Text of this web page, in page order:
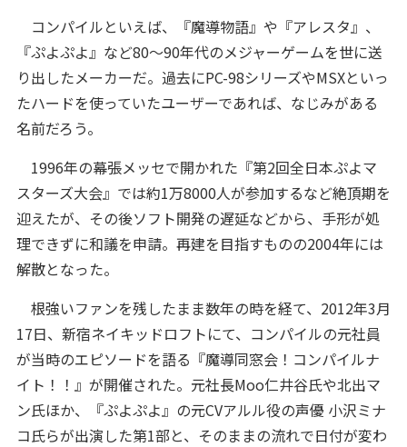
コンパイルといえば、『魔導物語』や『アレスタ』、
『ぷよぷよ』など80～90年代のメジャーゲームを世に送
り出したメーカーだ。過去にPC-98シリーズやMSXといっ
たハードを使っていたユーザーであれば、なじみがある
名前だろう。
1996年の幕張メッセで開かれた『第2回全日本ぷよマ
スターズ大会』では約1万8000人が参加するなど絶頂期を
迎えたが、その後ソフト開発の遅延などから、手形が処
理できずに和議を申請。再建を目指すものの2004年には
解散となった。
根強いファンを残したまま数年の時を経て、2012年3月
17日、新宿ネイキッドロフトにて、コンパイルの元社員
が当時のエピソードを語る『魔導同窓会！コンパイルナ
イト！！』が開催された。元社長Moo仁井谷氏や北出マ
ン氏ほか、『ぷよぷよ』の元CVアルル役の声優 小沢ミナ
コ氏らが出演した第1部と、そのままの流れで日付が変わ